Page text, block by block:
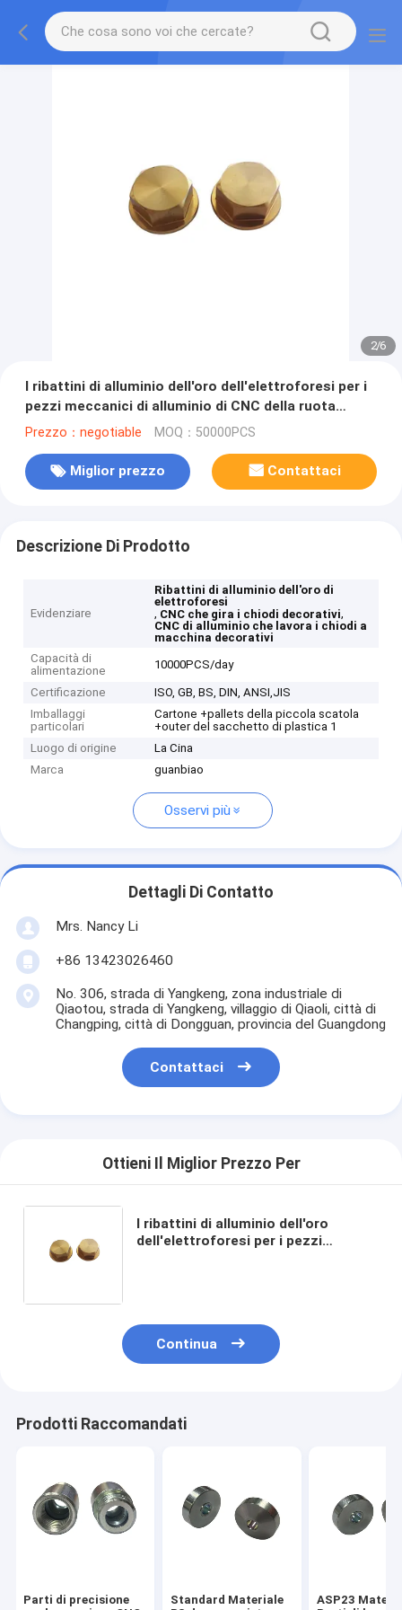
2/6
I ribattini di alluminio dell'oro dell'elettroforesi per i
pezzi meccanici di alluminio di CNC della ruota
hanno modificato i fermi dell'automobile
Prezzo：negotiable MOQ：50000PCS
Miglior prezzo Contattaci
Descrizione Di Prodotto
Evidenziare
Ribattini di alluminio dell'oro di
elettroforesi
, CNC che gira i chiodi decorativi,
CNC di alluminio che lavora i chiodi a
macchina decorativi
Capacità di
alimentazione
10000PCS/day
Certificazione
ISO, GB, BS, DIN, ANSI,JIS
Imballaggi
particolari
Cartone +pallets della piccola scatola
+outer del sacchetto di plastica 1
Luogo di origine
La Cina
Marca
guanbiao
Osservi più
Dettagli Di Contatto
Mrs. Nancy Li
+86 13423026460
No. 306, strada di Yangkeng, zona industriale di
Qiaotou, strada di Yangkeng, villaggio di Qiaoli, città di
Changping, città di Dongguan, provincia del Guangdong
Contattaci
Ottieni Il Miglior Prezzo Per
I ribattini di alluminio dell'oro
dell'elettroforesi per i pezzi
Continua
Prodotti Raccomandati
Parti di precisione
Standard Materiale
ASP23